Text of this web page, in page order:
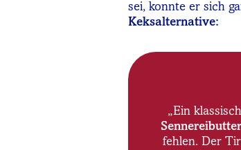
sei, konnte er sich
Keksalternative:
„Ein
Sennereibutter
fehlen. Der